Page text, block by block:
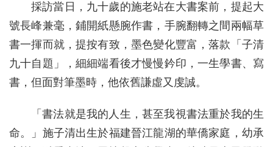
採訪當日，九十歲的施老站在大書案前，提起大
號長峰兼毫，鋪開紙懸腕作書，手腕翻轉之間兩幅草
書一揮而就，提按有致，墨色變化豐富，落款「子清
九十自題」，細細端看後才慢慢鈐印，一生學書、寫
書，但面對筆墨時，他依舊謙虛又虔誠。
「書法就是我的人生，甚至我視書法重於我的生
命。」施子清出生於福建晉江龍湖的華僑家庭，幼承